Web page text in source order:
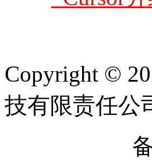
Copyright ©
技有限责任公